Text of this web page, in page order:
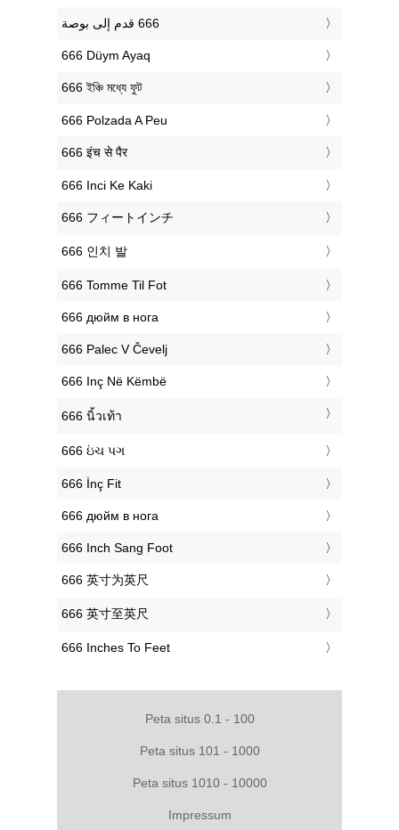
‎666 Düym Ayaq
‎666 ইঞ্চি মধ্যে ফুট
‎666 Polzada A Peu
‎666 इंच से पैर
‎666 Inci Ke Kaki
‎666 フィートインチ
‎666 인치 발
‎666 Tomme Til Fot
‎666 дюйм в нога
‎666 Palec V Čevelj
‎666 Inç Në Këmbë
‎666 นิ้วเท้า
‎666 ઇંચ પગ
‎666 İnç Fit
‎666 дюйм в нога
‎666 Inch Sang Foot
‎666 英寸为英尺
‎666 英寸至英尺
‎666 Inches To Feet
Peta situs 0.1 - 100
Peta situs 101 - 1000
Peta situs 1010 - 10000
Impressum